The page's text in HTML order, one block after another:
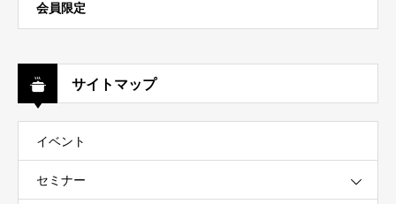
会員限定
サイトマップ
イベント
セミナー